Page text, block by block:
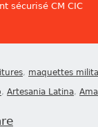
sécurisé CM CIC
, maquettes
, Artesania Latina,